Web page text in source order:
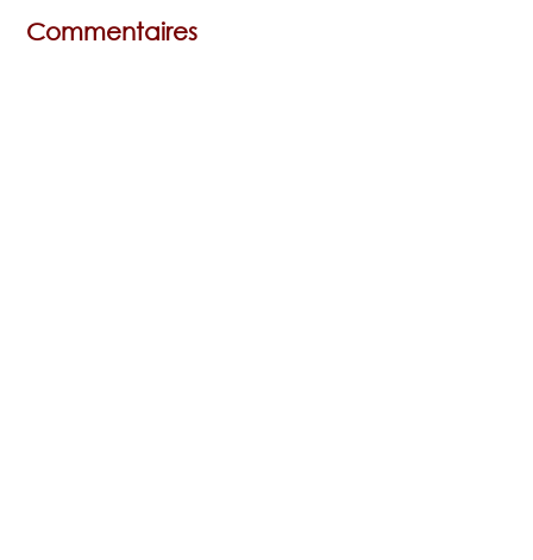
Commentaires